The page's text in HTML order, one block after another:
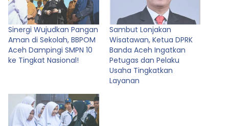
Sinergi Wujudkan Pangan
Aman di Sekolah, BBPOM
Aceh Dampingi SMPN 10
ke Tingkat Nasional!
Sambut Lonjakan
Wisatawan, Ketua DPRK
Banda Aceh Ingatkan
Petugas dan Pelaku
Usaha Tingkatkan
Layanan